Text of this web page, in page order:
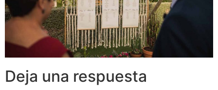
Deja una respuesta